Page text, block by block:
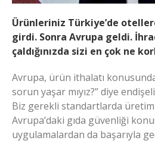
Ürünleriniz Türkiye’de
girdi. Sonra Avrupa geldi.
çaldığınızda sizi en çok ne
Avrupa, ürün ithalatı
sorun yaşar mıyız?” diye
Biz gerekli standartlarda üretim
Avrupa’daki gıda güvenliği
uygulamalardan da başarıyla